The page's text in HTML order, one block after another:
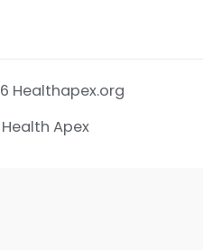
Healthapex.org
Apex